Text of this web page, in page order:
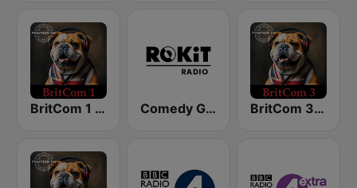
BritCom 1 - Pumpkin FM Comedy Gold - ROKiT Radio Network BritCom 3 - Pumpkin FM